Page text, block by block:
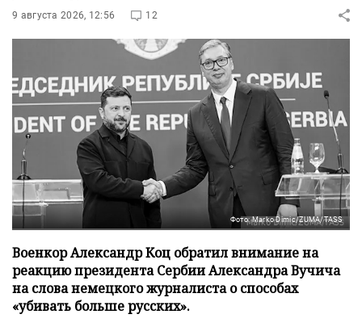
9 августа 2026, 12:56 12
Фото: Marko Dimic/ZUMA/TASS
Военкор Александр Коц обратил внимание на
реакцию президента Сербии Александра Вучича
на слова немецкого журналиста о способах
«убивать больше русских».